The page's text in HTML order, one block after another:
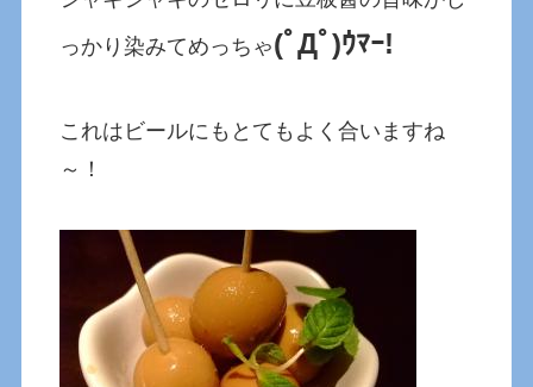
っかり染みてめっちゃ(ﾟДﾟ)ｳﾏｰ!
これはビールにもとてもよく合いますね
～！